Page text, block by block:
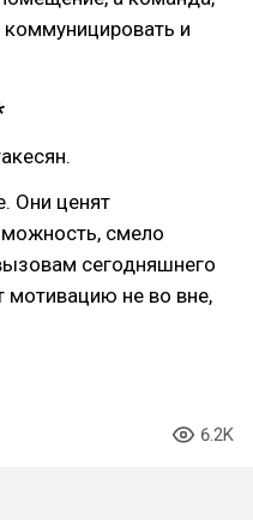
и
Они ценят
смело
сегодняшнего
мотивацию не во вне,
6.2K